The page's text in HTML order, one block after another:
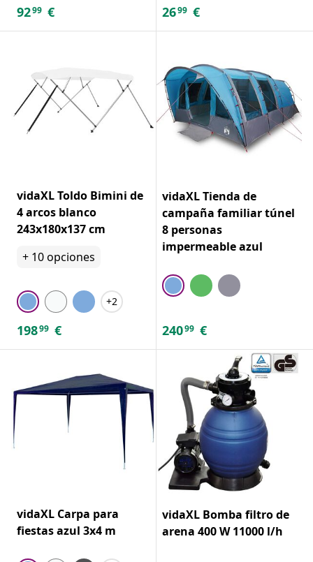
9299 € 2699 €
vidaXL Toldo Bimini de
4 arcos blanco
243x180x137 cm
+ 10opciones
+2
19899 €
vidaXL Tienda de
campaña familiar túnel
8 personas
impermeable azul
24099 €
vidaXL Carpa para
fiestas azul 3x4 m
vidaXL Bomba filtro de
arena 400 W 11000 l/h